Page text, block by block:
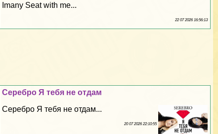
Imany Seat with me...
22 07 2026 16:56:13
Серебро Я тебя не отдам
Серебро Я тебя не отдам...
20 07 2026 22:10:55